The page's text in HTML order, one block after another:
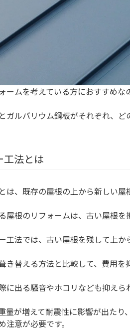
ームを考えている方におすすめ
ガルバリウム鋼板がそれぞれ、
工法とは
は、既存の屋根の上から新しい屋
屋根のリフォームは、古い屋根を
工法では、古い屋根を残して上か
き替える方法と比較して、費用を
に出る騒音やホコリなども抑え
量が増えて耐震性に影響が出た
注意が必要です。